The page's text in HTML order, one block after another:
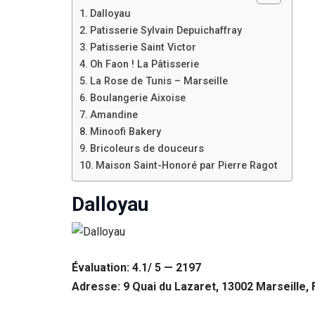
Dalloyau
Patisserie Sylvain Depuichaffray
Patisserie Saint Victor
Oh Faon ! La Pâtisserie
La Rose de Tunis – Marseille
Boulangerie Aixoise
Amandine
Minoofi Bakery
Bricoleurs de douceurs
Maison Saint-Honoré par Pierre Ragot
Dalloyau
Évaluation: 4.1/ 5 — 2197
Adresse: 9 Quai du Lazaret, 13002 Marseille,